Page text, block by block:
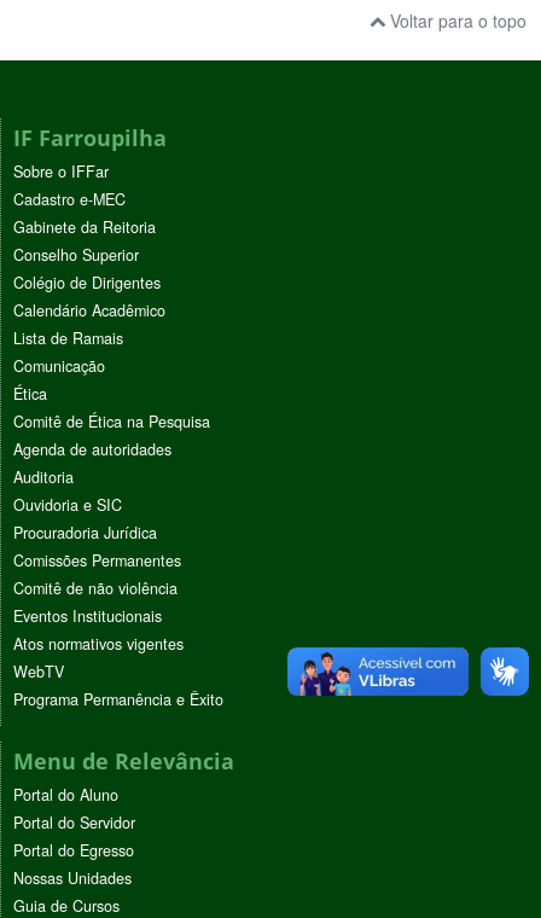
Voltar para o topo
IF Farroupilha
Sobre o IFFar
Cadastro e-MEC
Gabinete da Reitoria
Conselho Superior
Colégio de Dirigentes
Calendário Acadêmico
Lista de Ramais
Comunicação
Ética
Comitê de Ética na Pesquisa
Agenda de autoridades
Auditoria
Ouvidoria e SIC
Procuradoria Jurídica
Comissões Permanentes
Comitê de não violência
Eventos Institucionais
Atos normativos vigentes
WebTV
Programa Permanência e Êxito
Menu de Relevância
Portal do Aluno
Portal do Servidor
Portal do Egresso
Nossas Unidades
Guia de Cursos